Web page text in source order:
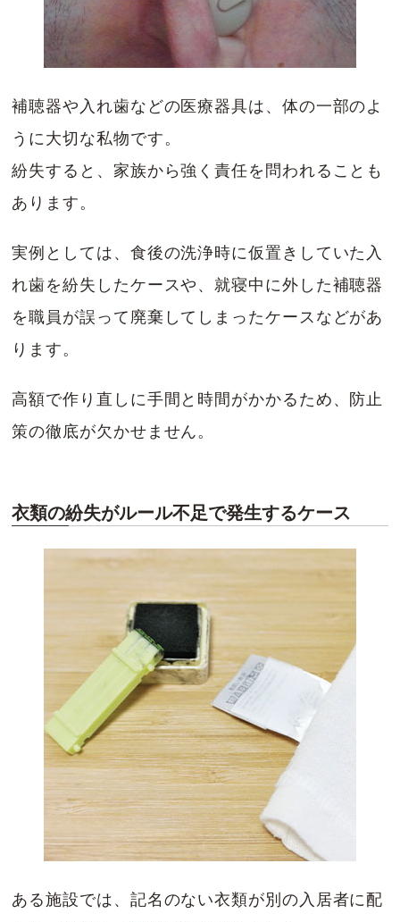
補聴器や入れ歯などの医療器具は、体の一部のよ
うに大切な私物です。
紛失すると、家族から強く責任を問われることも
あります。
実例としては、食後の洗浄時に仮置きしていた入
れ歯を紛失したケースや、就寝中に外した補聴器
を職員が誤って廃棄してしまったケースなどがあ
ります。
高額で作り直しに手間と時間がかかるため、防止
策の徹底が欠かせません。
衣類の紛失がルール不足で発生するケース
ある施設では、記名のない衣類が別の入居者に配